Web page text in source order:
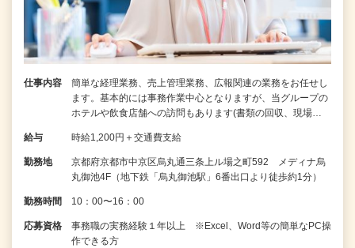
仕事内容
簡単な経理業務、売上管理業務、広報関連の業務をお任せし
ます。基本的には事務作業中心となりますが、当グループの
ホテルや飲食店舗への訪問もあります(書類の回収、現場…
給与 時給1,200円＋交通費支給
勤務地
京都府京都市中京区烏丸通三条上ル場之町592 メディナ烏
丸御池4F（地下鉄「烏丸御池駅」6番出口より徒歩約1分）
勤務時間 10：00〜16：00
応募資格
事務職の実務経験１年以上 ※Excel、Word等の簡単なPC操
作できる方